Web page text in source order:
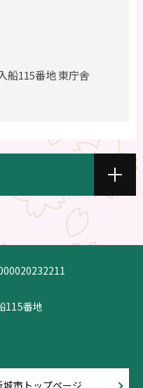
船115番地 東庁舎
115番地
城市トップページ